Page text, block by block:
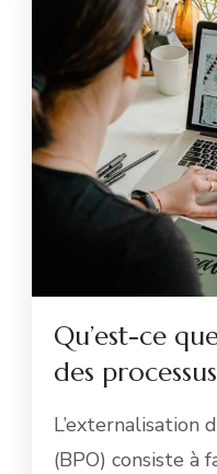
Qu’est-ce
des
L’externalisation
(BPO) consiste à